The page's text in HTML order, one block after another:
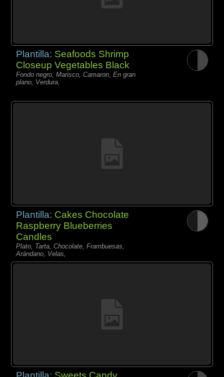
Plantilla: Seafoods Shrimp
Closeup Vegetables Black
Fondo negro, Marisco, Camaron, En gran
plano, Verdura,
Plantilla: Cakes Chocolate
Raspberry Blueberries
Candles
Plato, Tarta, Chocolate, Frambuesas,
Arándano, Velas,